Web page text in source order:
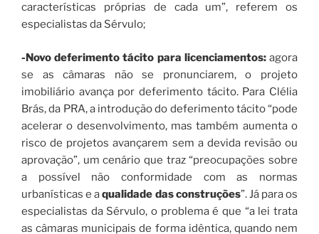
características próprias de cada um”, referem os
especialistas da Sérvulo;
-Novo deferimento tácito para licenciamentos:agora
se as câmaras não se pronunciarem, o projeto
imobiliário avança por deferimento tácito. Para Clélia
Brás, da PRA, a introdução do deferimento tácito “pode
acelerar o desenvolvimento, mas também aumenta o
risco de projetos avançarem sem a devida revisão ou
aprovação”, um cenário que traz “preocupações sobre
a possível não conformidade com as normas
urbanísticas e aqualidade das construções”. Já para os
especialistas da Sérvulo, o problema é que “a lei trata
as câmaras municipais de forma idêntica, quando nem